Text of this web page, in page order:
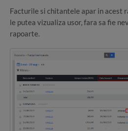
Facturile si chitantele apar in acest
le putea vizualiza usor, fara sa fie
rapoarte.